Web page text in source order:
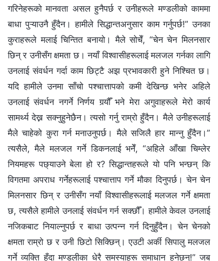
गरिनेहरूको मानवता असल हुनैपर्छ र उनीहरूले मण्डलीको काममा
बाधा पुऱ्याउनै हुँदैन। हामीले सिद्धान्तअनुसार काम गर्नुपर्छ!” उनका
कुराहरूले मलाई चिन्तित बनायो। मैले सोचेँ, “चेन चेन मिलनसार
छिन् र उनीसँग क्षमता छ। नयाँ विश्वासीहरूलाई मलजल गर्नका लागि
उनलाई संवर्धन गर्दा काम छिट्टै अझ प्रभावकारी हुने निश्चित छ।
यदि हामीले उनमा साँचो पश्चात्तापको कमी देखिन्छ भनेर अहिले
उनलाई संवर्धन नगर्ने निर्णय गर्‍यौँ भने मेरा अगुवाहरूले मेरो कार्य
सामर्थ्य देख्न सक्नुहुनेछैन। त्यसो गर्नु राम्रो हुँदैन। मैले उनीहरूलाई
मैले चाहेको कुरा गर्न मनाउनुपर्छ। मैले सजिलै हार मान्‍नु हुँदैन।”
त्यसैले, मैले मलजल गर्ने डिकनलाई भनेँ, “अहिले आँखा चिम्लेर
नियमहरू पछ्याउने बेला हो र? सिद्धान्तहरूले यो पनि भन्छन् कि
विगतमा अपराध गर्नेहरूलाई पश्चात्ताप गर्ने मौका दिनुपर्छ। चेन चेन
मिलनसार छिन् र उनीसँग नयाँ विश्वासीहरूलाई मलजल गर्ने क्षमता
छ, त्यसैले हामीले उनलाई संवर्धन गर्न सक्छौँ। हामीले केवल उनलाई
नजिकबाट नियाल्नुपर्छ र बाधा उत्पन्न गर्न दिनुहुँदैन। चेन चेनको
क्षमता राम्रो छ र उनी छिटो सिक्छिन्। एउटी अर्की सिपालु मलजल
गर्ने व्यक्ति हुँदा मण्डलीका धेरै समस्याहरू समाधान हुनेछन्!” जब